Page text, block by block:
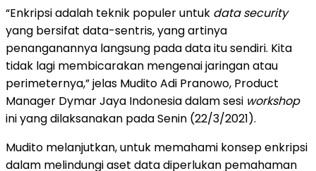
“Enkripsi adalah teknik populer untuk data security
yang bersifat data-sentris, yang artinya
penanganannya langsung pada data itu sendiri. Kita
tidak lagi membicarakan mengenai jaringan atau
perimeternya,” jelas Mudito Adi Pranowo, Product
Manager Dymar Jaya Indonesia dalam sesi workshop
ini yang dilaksanakan pada Senin (22/3/2021).
Mudito melanjutkan, untuk memahami konsep enkripsi
dalam melindungi aset data diperlukan pemahaman